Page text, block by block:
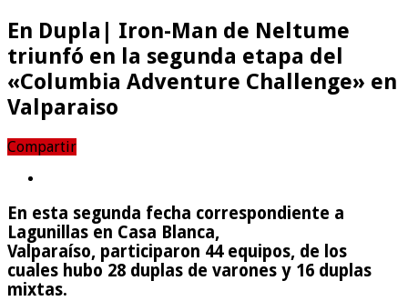
En Dupla| Iron-Man de Neltume
triunfó en la segunda etapa del
«Columbia Adventure Challenge» en
Valparaiso
Compartir
En esta segunda fecha correspondiente a
Lagunillas en Casa Blanca,
Valparaíso, participaron 44 equipos, de los
cuales hubo 28 duplas de varones y 16 duplas
mixtas.